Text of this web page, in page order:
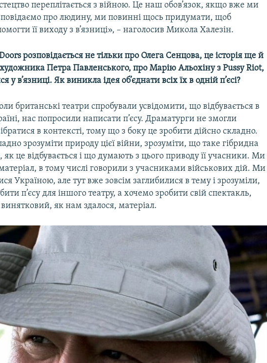
переплітається з війною. Це наш обов’язок, якщо вже ми
про людину, ми повинні щось придумати, щоб
її виходу з в’язниці», – наголосив Микола Халезін.
розповідається не тільки про Олега Сенцова, це історія ще й
художника Петра Павленського, про Марію Альохіну з Pussy Riot,
у в’язниці. Як виникла ідея об’єднати всіх їх в одній п’єсі?
британські театри спробували усвідомити, що відбувається в
нас попросили написати п’єсу. Драматурги не змогли
в контексті, тому що з боку це зробити дійсно складно.
зрозуміти природу цієї війни, зрозуміти, що таке гібридна
як це відбувається і що думають з цього приводу її учасники. Ми
в тому числі говорили з учасниками військових дій. Ми
Україною, але тут вже зовсім заглибилися в тему і зрозуміли,
п’єсу для іншого театру, а хочемо зробити свій спектакль,
як нам здалося, матеріал.